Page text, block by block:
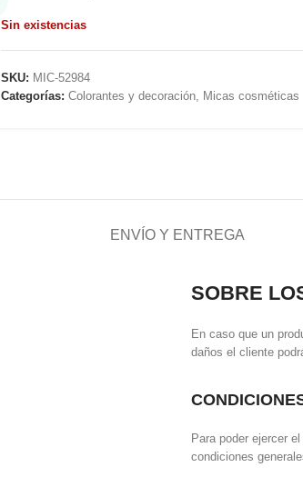
Sin existencias
SKU: MIC-52984
Categorías: Colorantes y decoración, Micas cosméticas
ENVÍO Y ENTREGA
SOBRE
En caso que un
daños el cliente
Para poder ejercer
condiciones